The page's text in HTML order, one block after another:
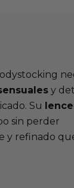
y
Su
sin perder
y refinado